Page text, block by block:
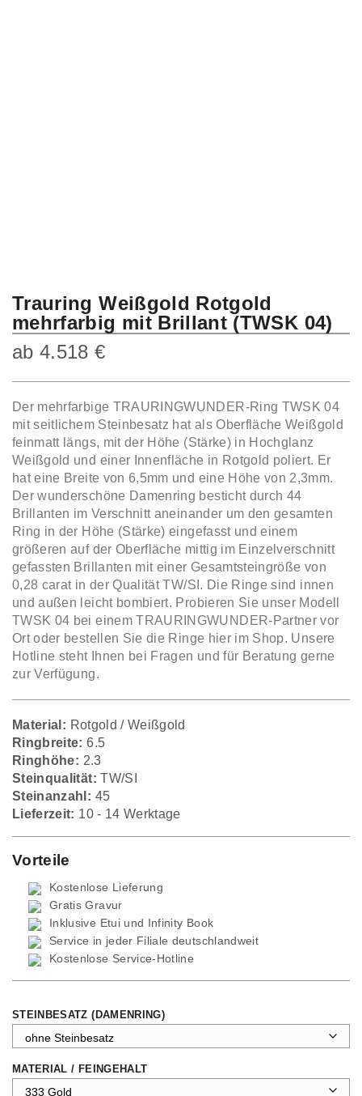
Trauring Weißgold Rotgold
mehrfarbig mit Brillant (TWSK 04)
ab4.518€
Der mehrfarbige TRAURINGWUNDER-Ring TWSK 04
mit seitlichem Steinbesatz hat als Oberfläche Weißgold
feinmatt längs, mit der Höhe (Stärke) in Hochglanz
Weißgold und einer Innenfläche in Rotgold poliert. Er
hat eine Breite von 6,5mm und eine Höhe von 2,3mm.
Der wunderschöne Damenring besticht durch 44
Brillanten im Verschnitt aneinander um den gesamten
Ring in der Höhe (Stärke) eingefasst und einem
größeren auf der Oberfläche mittig im Einzelverschnitt
gefassten Brillanten mit einer Gesamtsteingröße von
0,28 carat in der Qualität TW/SI. Die Ringe sind innen
und außen leicht bombiert. Probieren Sie unser Modell
TWSK 04 bei einem TRAURINGWUNDER-Partner vor
Ort oder bestellen Sie die Ringe hier im Shop. Unsere
Hotline steht Ihnen bei Fragen und für Beratung gerne
zur Verfügung.
Material: Rotgold / Weißgold
Ringbreite: 6.5
Ringhöhe: 2.3
Steinqualität: TW/SI
Steinanzahl: 45
Lieferzeit: 10 - 14 Werktage
Vorteile
Kostenlose Lieferung
Gratis Gravur
Inklusive Etui und Infinity Book
Service in jeder Filiale deutschlandweit
Kostenlose Service-Hotline
STEINBESATZ (DAMENRING)
MATERIAL / FEINGEHALT